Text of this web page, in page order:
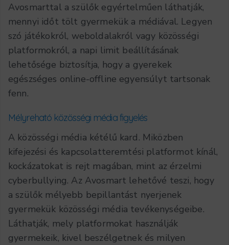
Avosmarttal a szülők egyértelműen láthatják,
mennyi időt tölt gyermekük a médiával. Legyen
szó játékokról, weboldalakról vagy közösségi
platformokról, a napi limit beállításának
lehetősége biztosítja, hogy a gyerekek
egészséges online-offline egyensúlyt tartsonak
fenn.
Mélyreható közösségi média figyelés
A közösségi média kétélű kard. Miközben
kifejezési és kapcsolatteremtési platformot kínál,
kockázatokat is rejt magában, mint az érzelmi
cyberbullying. Az Avosmart lehetővé teszi, hogy
a szülők mélyebb bepillantást nyerjenek
gyermekük közösségi média tevékenységeibe.
Láthatják, mely platformokat használják
gyermekeik, kivel beszélgetnek és milyen